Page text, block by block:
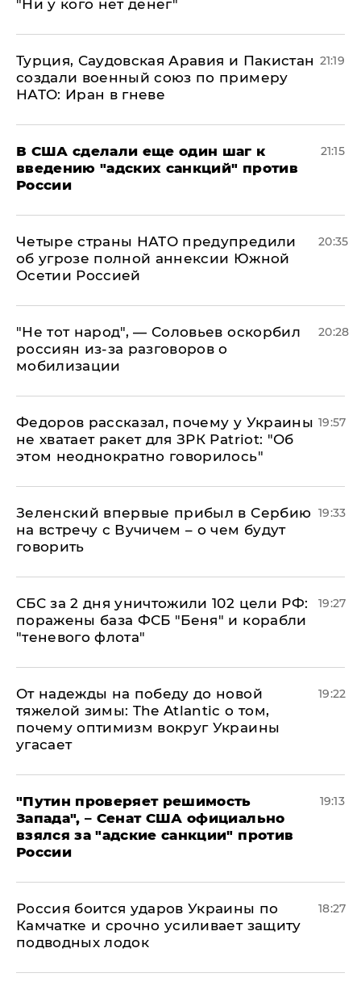
"Ни у кого нет денег"
Турция, Саудовская Аравия и Пакистан
создали военный союз по примеру
НАТО: Иран в гневе
21:19
В США сделали еще один шаг к
введению "адских санкций" против
России
21:15
Четыре страны НАТО предупредили
об угрозе полной аннексии Южной
Осетии Россией
20:35
​"Не тот народ", — Соловьев оскорбил
россиян из-за разговоров о
мобилизации
20:28
Федоров рассказал, почему у Украины
не хватает ракет для ЗРК Patriot: "Об
этом неоднократно говорилось"
19:57
Зеленский впервые прибыл в Сербию
на встречу с Вучичем – о чем будут
говорить
19:33
СБС за 2 дня уничтожили 102 цели РФ:
поражены база ФСБ "Беня" и корабли
"теневого флота"
19:27
От надежды на победу до новой
тяжелой зимы: The Atlantic о том,
почему оптимизм вокруг Украины
угасает
19:22
"Путин проверяет решимость
Запада", – Сенат США официально
взялся за "адские санкции" против
России
19:13
Россия боится ударов Украины по
Камчатке и срочно усиливает защиту
подводных лодок
18:27